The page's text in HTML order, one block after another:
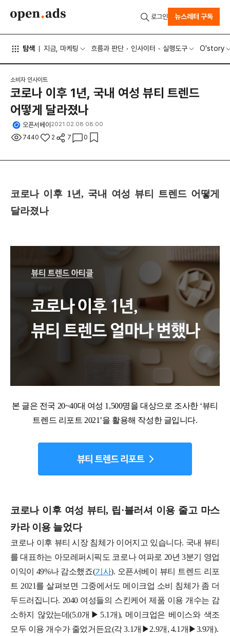
탐색 지금, 마케팅 흐름과 판단 인사이터 실행도구 O'story
로그인 뉴스레터 구독
소비자 인사이트
코로나 이후 1년, 국내 여성 뷰티 트렌드
어떻게 달라졌나
오픈서베이 2021.02.08 08:00
7440 2 7 0
코로나 이후 1년, 국내 여성 뷰티 트렌드 어떻게
달라졌나
본 글은 전국 20~40대 여성 1,500명을 대상으로 조사한 ‘뷰티
트렌드 리포트 2021’을 활용해 작성한 글입니다.
코로나 이후 여성 뷰티, 립·블러셔 이용 줄고 마스
카라 이용 늘었다
코로나 이후 뷰티 시장 침체가 이어지고 있습니다. 국내 뷰티
를 대표하는 아모레퍼시픽도 코로나 여파로 20년 3분기 영업
이익이 49%나 감소했죠(기사). 오픈서베이 뷰티 트렌드 리포
트 2021를 살펴보면 그중에서도 메이크업 소비 침체가 좀 더
두드러집니다. 2040 여성들의 스킨케어 제품 이용 개수는 감
소하지 않았는데(5.0개▶5.1개), 메이크업은 베이스와 색조
모두 이용 개수가 줄었거든요(각 3.1개▶2.9개, 4.1개▶3.9개).